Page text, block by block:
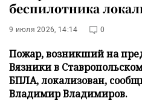
беспилотника
9 июля 2026, 14:14 0
Пожар, возникший на
Вязники в
БПЛА, локализован,
Владимир Владимиров.